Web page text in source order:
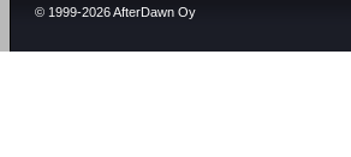
© 1999-2026 AfterDawn Oy